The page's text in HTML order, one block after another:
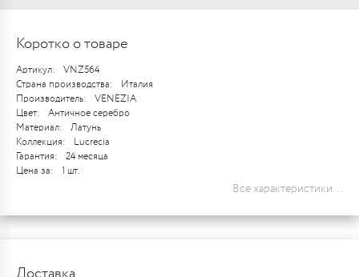
Коротко о товаре
Артикул:
VNZ564
Страна производства:
Италия
Производитель:
VENEZIA
Цвет:
Античное серебро
Материал:
Латунь
Коллекция:
Lucrecia
Гарантия:
24 месяца
Цена за:
1 шт.
Все характеристики...